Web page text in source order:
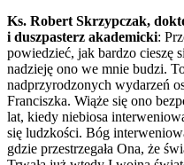
Ks. Robert Skrzypczak,
i duszpasterz akademicki:
powiedzieć, jak bardzo cieszę
nadzieję ono we mnie budzi.
nadprzyrodzonych wydarzeń
Franciszka. Wiąże się ono
lat, kiedy niebiosa
się ludzkości. Bóg
gdzie przestrzegała Ona, że